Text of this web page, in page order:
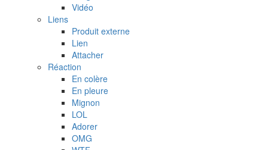
Vidéo
Liens
Produit externe
Lien
Attacher
Réaction
En colère
En pleure
Mignon
LOL
Adorer
OMG